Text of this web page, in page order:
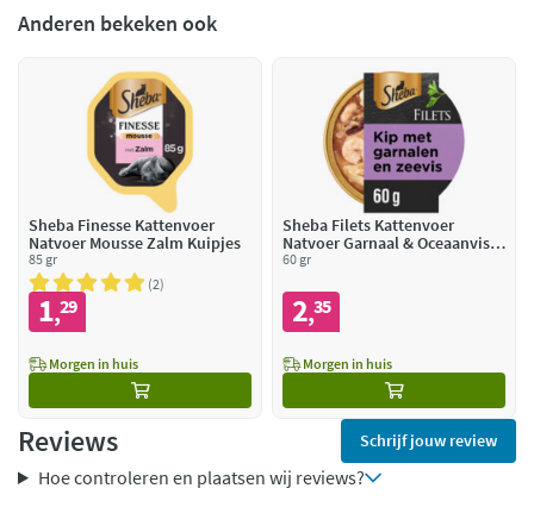
Anderen bekeken ook
Sheba Finesse Kattenvoer
Natvoer Mousse Zalm Kuipjes
85 gr
2
1,29
Morgen in huis
Sheba Filets Kattenvoer
Natvoer Garnaal & Oceaanvis &
Kip in Saus
60 gr
2,35
Morgen in huis
Reviews Schrijf jouw review
Hoe controleren en plaatsen wij reviews?